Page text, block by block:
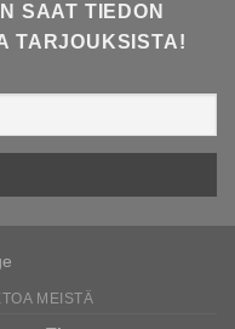
SAAT TIEDON
TARJOUKSISTA!
MEISTÄ